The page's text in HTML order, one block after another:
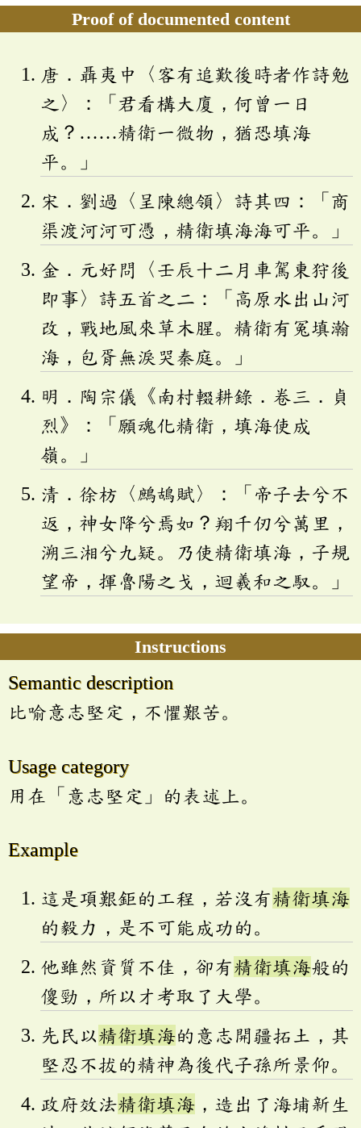
Proof of documented content
唐．聶夷中〈客有追歎後時者作詩勉
之〉：「君看構大廈，何曾一日
成？……精衛一微物，猶恐填海
平。」
宋．劉過〈呈陳總領〉詩其四：「商
渠渡河河可憑，精衛填海海可平。」
金．元好問〈壬辰十二月車駕東狩後
即事〉詩五首之二：「高原水出山河
改，戰地風來草木腥。精衛有冤填瀚
海，包胥無淚哭秦庭。」
明．陶宗儀《南村輟耕錄．卷三．貞
烈》：「願魂化精衛，填海使成
嶺。」
清．徐枋〈鷓鴣賦〉：「帝子去兮不
返，神女降兮焉如？翔千仞兮萬里，
溯三湘兮九疑。乃使精衛填海，子規
望帝，揮魯陽之戈，迴羲和之馭。」
Instructions
Semantic description
比喻意志堅定，不懼艱苦。
Usage category
用在「意志堅定」的表述上。
Example
這是項艱鉅的工程，若沒有精衛填海
的毅力，是不可能成功的。
他雖然資質不佳，卻有精衛填海般的
傻勁，所以才考取了大學。
先民以精衛填海的意志開疆拓土，其
堅忍不拔的精神為後代子孫所景仰。
政府效法精衛填海 ，造出了海埔新生